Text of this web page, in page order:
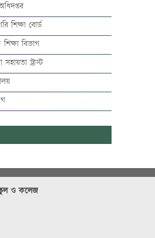
শিক্ষা বোর্ড
বিভাগ
সহায়তা ট্রাস্ট
স্কুল ও কলেজ